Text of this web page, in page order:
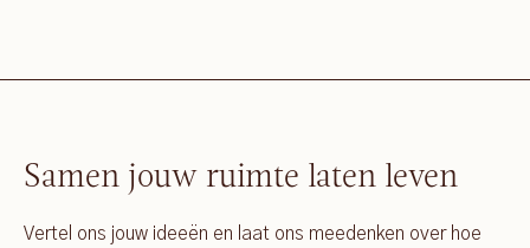
Samen jouw ruimte laten leven
Vertel ons jouw ideeën en laat ons meedenken over hoe